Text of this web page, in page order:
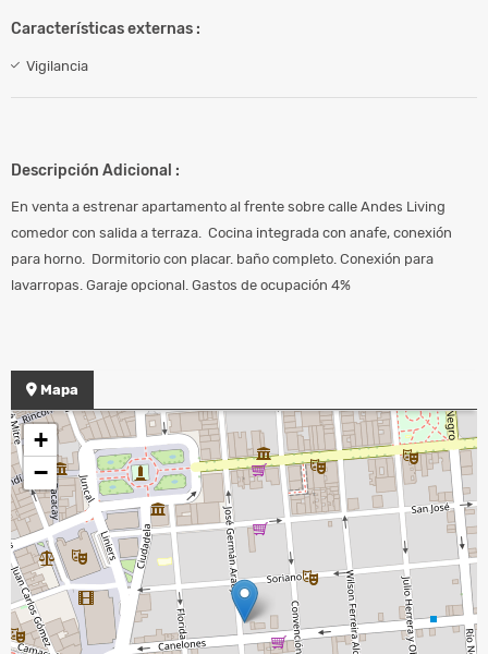
Características externas :
Vigilancia
Descripción Adicional :
En venta a estrenar apartamento al frente sobre calle Andes Living
comedor con salida a terraza. Cocina integrada con anafe, conexión
para horno. Dormitorio con placar. baño completo. Conexión para
lavarropas. Garaje opcional. Gastos de ocupación 4%
Mapa
+
−